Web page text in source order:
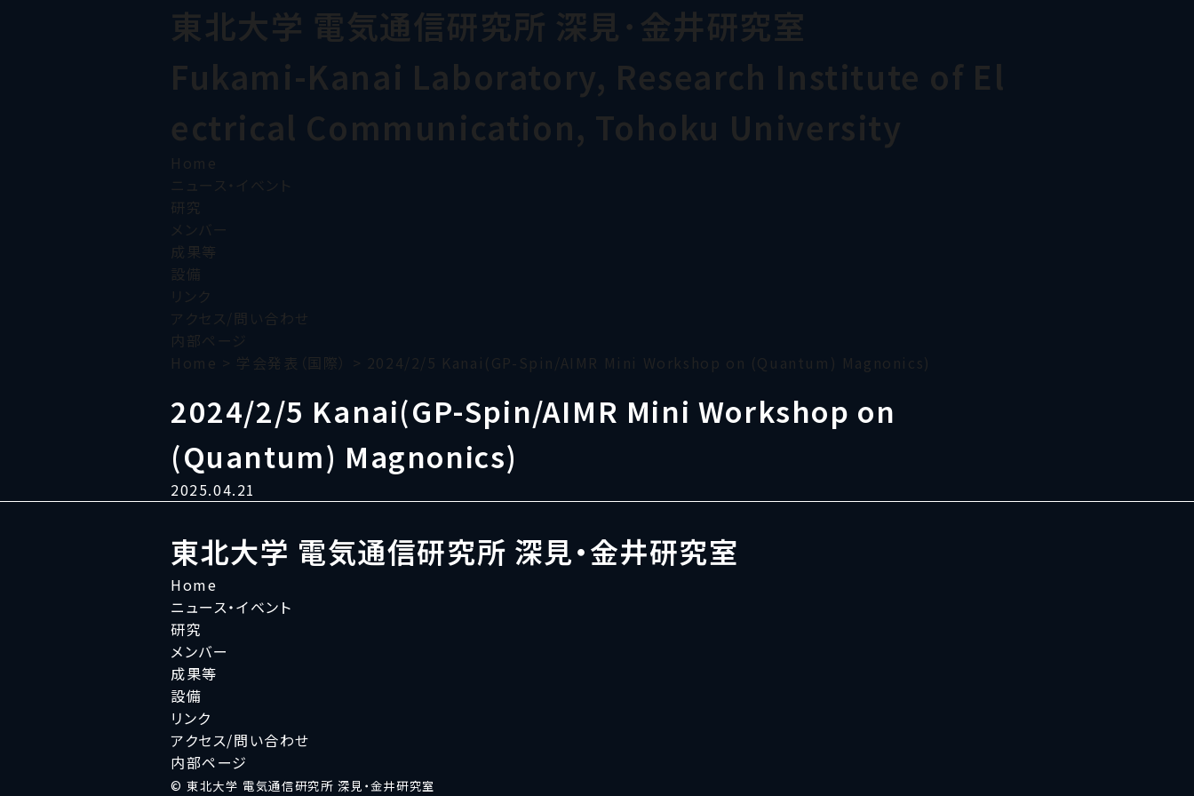
東北大学 電気通信研究所 深見･金井研究室
Fukami-Kanai Laboratory, Research Institute of El
ectrical Communication, Tohoku University
Home
ニュース・イベント
研究
メンバー
成果等
設備
リンク
アクセス/問い合わせ
内部ページ
Home > 学会発表（国際） > 2024/2/5 Kanai(GP-Spin/AIMR Mini Workshop on (Quantum) Magnonics)
2024/2/5 Kanai(GP-Spin/AIMR Mini Workshop on
(Quantum) Magnonics)
2025.04.21
東北大学 電気通信研究所 深見・金井研究室
Home
ニュース・イベント
研究
メンバー
成果等
設備
リンク
アクセス/問い合わせ
内部ページ
© 東北大学 電気通信研究所 深見・金井研究室